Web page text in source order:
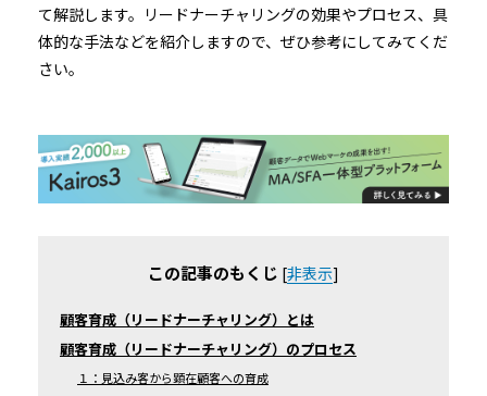
て解説します。リードナーチャリングの効果やプロセス、具
体的な手法などを紹介しますので、ぜひ参考にしてみてくだ
さい。
この記事のもくじ [非表示]
顧客育成（リードナーチャリング）とは
顧客育成（リードナーチャリング）のプロセス
１：見込み客から顕在顧客への育成